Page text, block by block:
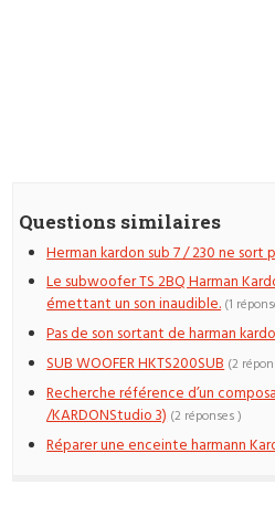
Questions similaires
Herman kardon sub 7 / 230 ne sort
Le subwoofer TS 2BQ Harman
émettant un son inaudible. (1
Pas de son sortant de harman
SUB WOOFER HKTS200SUB (2
Recherche référence d’un
/KARDONStudio 3) (2 réponses )
Réparer une enceinte harmann